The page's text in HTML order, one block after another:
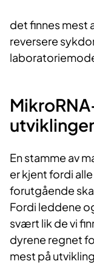
det finnes mest
reversere
En stamme av
er kjent fordi
forutgående
Fordi leddene
svært lik de vi
dyrene regnet
mest på